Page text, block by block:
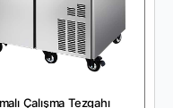
Çalışma Tezgahı